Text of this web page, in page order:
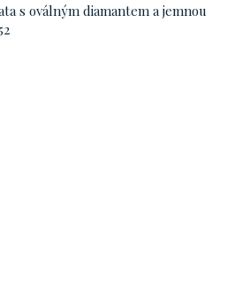
s oválným diamantem a jemnou